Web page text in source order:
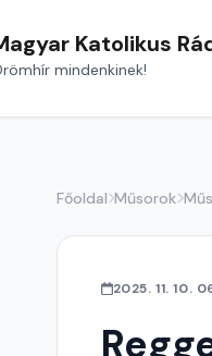
Katolikus
mindenkinek!
Főoldal Műsorok
2025. 11. 10.